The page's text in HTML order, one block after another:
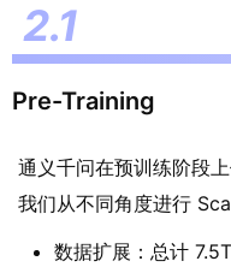
Pre-Training
通义千问在预训练阶段
我们从不同角度进行
数据扩展：总计